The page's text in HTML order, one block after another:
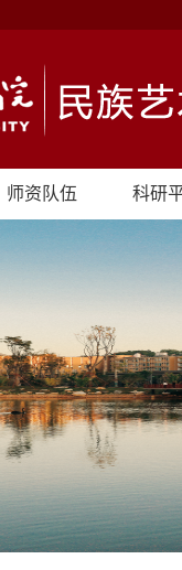
师资队伍 科研